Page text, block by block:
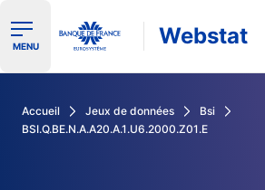
Ouvrir le menu de navigation
MENU Webstat
Accueil Jeux de données
Bsi
BSI.Q.BE.N.A.A20.A.1.U6.2000.Z01.E